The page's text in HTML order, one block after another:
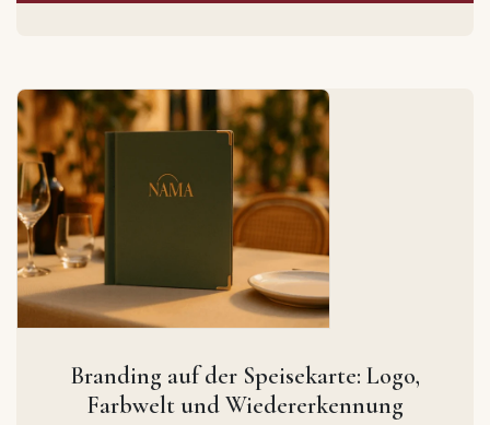
Branding auf der Speisekarte: Logo,
Farbwelt und Wiedererkennung